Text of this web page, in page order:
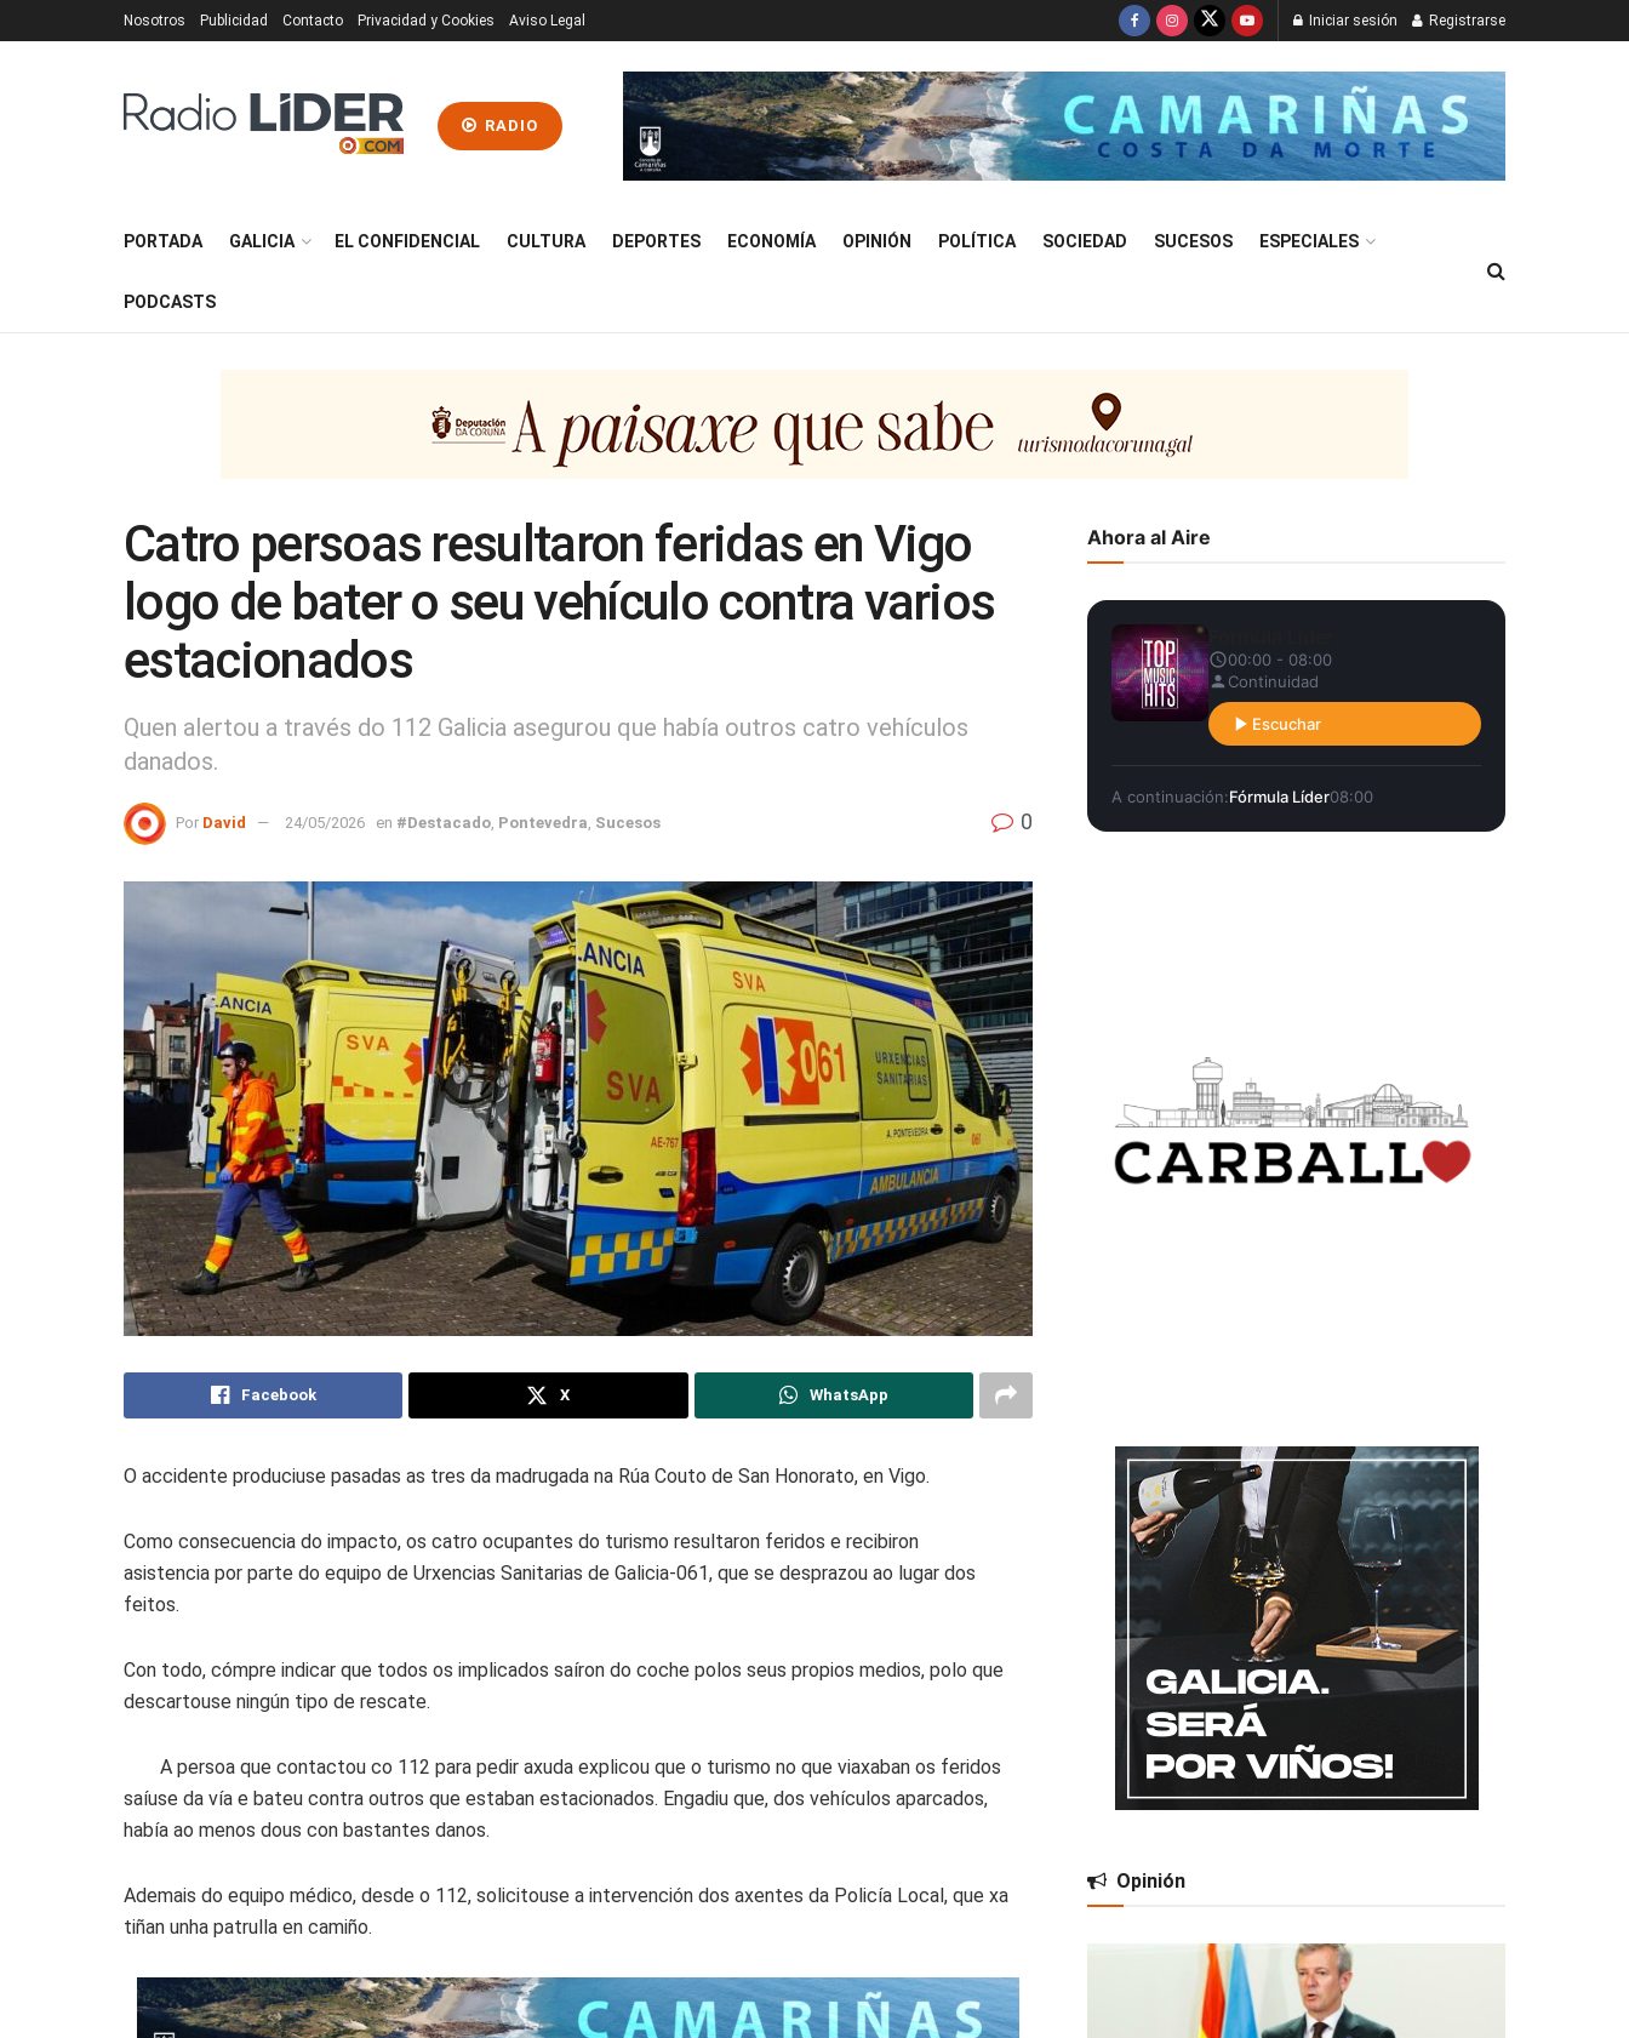
Nosotros Publicidad Contacto Privacidad y Cookies Aviso Legal Iniciar sesión Registrarse
RADIO
PORTADA GALICIA EL CONFIDENCIAL CULTURA DEPORTES ECONOMÍA OPINIÓN POLÍTICA SOCIEDAD SUCESOS ESPECIALES
PODCASTS
Catro persoas resultaron feridas en Vigo
logo de bater o seu vehículo contra varios
estacionados
Quen alertou a través do 112 Galicia asegurou que había outros catro vehículos
danados.
Por David 24/05/2026 en #Destacado Pontevedra Sucesos 0
Facebook X WhatsApp
O accidente produciuse pasadas as tres da madrugada na Rúa Couto de San Honorato, en Vigo.
Como consecuencia do impacto, os catro ocupantes do turismo resultaron feridos e recibiron
asistencia por parte do equipo de Urxencias Sanitarias de Galicia-061, que se desprazou ao lugar dos
feitos.
Con todo, cómpre indicar que todos os implicados saíron do coche polos seus propios medios, polo que
descartouse ningún tipo de rescate.
A persoa que contactou co 112 para pedir axuda explicou que o turismo no que viaxaban os feridos
saíuse da vía e bateu contra outros que estaban estacionados. Engadiu que, dos vehículos aparcados,
había ao menos dous con bastantes danos.
Ademais do equipo médico, desde o 112, solicitouse a intervención dos axentes da Policía Local, que xa
tiñan unha patrulla en camiño.
Ahora al Aire
00:00 - 08:00
Continuidad
Escuchar
A continuación:Fórmula Líder08:00
Opinión